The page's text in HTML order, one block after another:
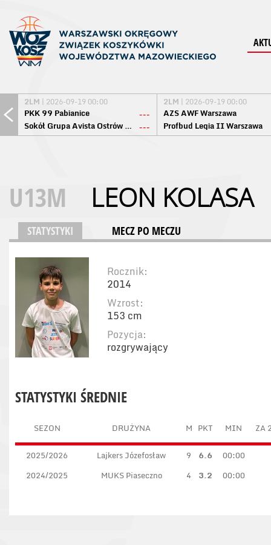
2LM | 2026-09-19 00:00
PKK 99 Pabianice
---
Sokół Grupa Avista Ostrów Maz. ---
2LM | 2026-09-19 00:00
AZS AWF Warszawa
Profbud Legia II Warszawa
U13M LEON KOLASA
STATYSTYKI MECZ PO MECZU
Rocznik:
2014
Wzrost:
153 cm
Pozycja:
rozgrywający
STATYSTYKI ŚREDNIE
SEZON DRUŻYNA M PKT MIN ZA
2025/2026 Lajkers Józefosław 9 6.6
00:00
2024/2025
MUKS Piaseczno 4 3.2 00:00